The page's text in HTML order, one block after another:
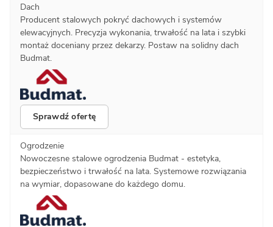
Dach
Producent stalowych pokryć dachowych i systemów
elewacyjnych. Precyzja wykonania, trwałość na lata i szybki
montaż doceniany przez dekarzy. Postaw na solidny dach
Budmat.
Sprawdź ofertę
Ogrodzenie
Nowoczesne stalowe ogrodzenia Budmat - estetyka,
bezpieczeństwo i trwałość na lata. Systemowe rozwiązania
na wymiar, dopasowane do każdego domu.